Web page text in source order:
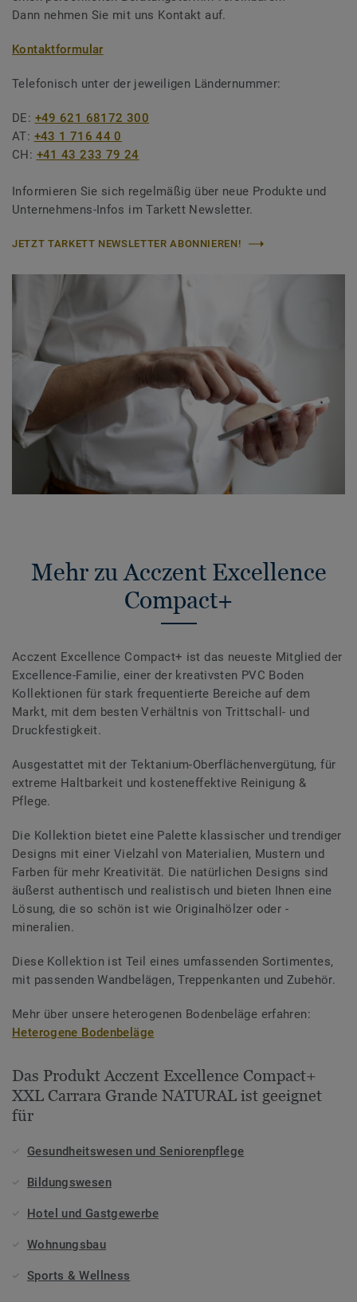
Dann nehmen Sie mit uns Kontakt auf.
Kontaktformular
Telefonisch unter der jeweiligen Ländernummer:
DE: +49 621 68172 300
AT: +43 1 716 44 0
CH: +41 43 233 79 24
Informieren Sie sich regelmäßig über neue Produkte und
Unternehmens-Infos im Tarkett Newsletter.
JETZT TARKETT NEWSLETTER ABONNIEREN!
Mehr zu Acczent Excellence
Compact+
Acczent Excellence Compact+ ist das neueste Mitglied der
Excellence-Familie, einer der kreativsten PVC Boden
Kollektionen für stark frequentierte Bereiche auf dem
Markt, mit dem besten Verhältnis von Trittschall- und
Druckfestigkeit.
Ausgestattet mit der Tektanium-Oberflächenvergütung, für
extreme Haltbarkeit und kosteneffektive Reinigung &
Pflege.
Die Kollektion bietet eine Palette klassischer und trendiger
Designs mit einer Vielzahl von Materialien, Mustern und
Farben für mehr Kreativität. Die natürlichen Designs sind
äußerst authentisch und realistisch und bieten Ihnen eine
Lösung, die so schön ist wie Originalhölzer oder -
mineralien.
Diese Kollektion ist Teil eines umfassenden Sortimentes,
mit passenden Wandbelägen, Treppenkanten und Zubehör.
Mehr über unsere heterogenen Bodenbeläge erfahren:
Heterogene Bodenbeläge
Das Produkt Acczent Excellence Compact+
XXL Carrara Grande NATURAL ist geeignet
für
Gesundheitswesen und Seniorenpflege
Bildungswesen
Hotel und Gastgewerbe
Wohnungsbau
Sports & Wellness